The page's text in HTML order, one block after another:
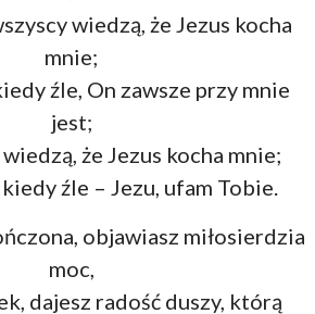
wiedzą, że Jezus kocha
mnie;
źle, On zawsze przy mnie
jest;
że Jezus kocha mnie;
źle – Jezu, ufam Tobie.
objawiasz miłosierdzia
moc,
dajesz radość duszy, którą